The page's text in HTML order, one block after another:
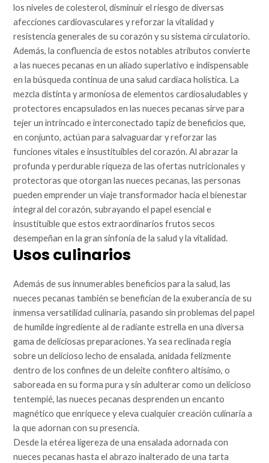
los niveles de colesterol, disminuir el riesgo de diversas
afecciones cardiovasculares y reforzar la vitalidad y
resistencia generales de su corazón y su sistema circulatorio.
Además, la confluencia de estos notables atributos convierte
a las nueces pecanas en un aliado superlativo e indispensable
en la búsqueda continua de una salud cardiaca holística. La
mezcla distinta y armoniosa de elementos cardiosaludables y
protectores encapsulados en las nueces pecanas sirve para
tejer un intrincado e interconectado tapiz de beneficios que,
en conjunto, actúan para salvaguardar y reforzar las
funciones vitales e insustituibles del corazón. Al abrazar la
profunda y perdurable riqueza de las ofertas nutricionales y
protectoras que otorgan las nueces pecanas, las personas
pueden emprender un viaje transformador hacia el bienestar
integral del corazón, subrayando el papel esencial e
insustituible que estos extraordinarios frutos secos
desempeñan en la gran sinfonía de la salud y la vitalidad.
Usos culinarios
Además de sus innumerables beneficios para la salud, las
nueces pecanas también se benefician de la exuberancia de su
inmensa versatilidad culinaria, pasando sin problemas del papel
de humilde ingrediente al de radiante estrella en una diversa
gama de deliciosas preparaciones. Ya sea reclinada regia
sobre un delicioso lecho de ensalada, anidada felizmente
dentro de los confines de un deleite confitero altísimo, o
saboreada en su forma pura y sin adulterar como un delicioso
tentempié, las nueces pecanas desprenden un encanto
magnético que enriquece y eleva cualquier creación culinaria a
la que adornan con su presencia.
Desde la etérea ligereza de una ensalada adornada con
nueces pecanas hasta el abrazo inalterado de una tarta